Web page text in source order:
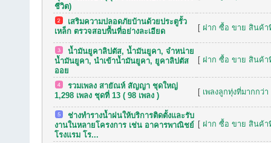
ชีวิต)
เสริมความปลอดภัยบ้านด้วยประตูรั้ว
เหล็ก ตรวจสอบพื้นที่อย่างละเอียด
[ ฝาก ซื้อ ขาย สินค้า
น้ำมันยูคาลิปตัส, น้ำมันยูคา, จำหน่าย
น้ำมันยูคา, นำเข้าน้ำมันยูคา, ยูคาลิปตัส
ออย
[ ฝาก ซื้อ ขาย สินค้า
รวมเพลง สายัณห์ สัญญา ชุดใหญ่
1,298 เพลง ชุดที่ 13 ( 98 เพลง )
[ เพลงลูกทุ่งที่มากกว่า
ช่างทำรางน้ำฝนให้บริการติดตั้งและรับ
งานในหลายโครงการ เช่น อาคารพาณิชย์
โรงแรม โร...
[ ฝาก ซื้อ ขาย สินค้า